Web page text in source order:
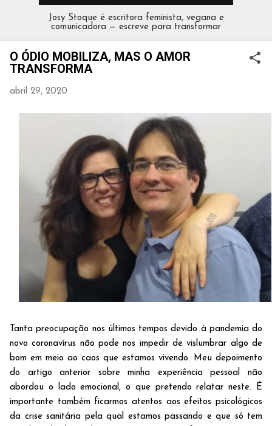
Josy Stoque é escritora feminista, vegana e
comunicadora — escreve para transformar
O ÓDIO MOBILIZA, MAS O AMOR
TRANSFORMA
abril 29, 2020
Tanta preocupação nos últimos tempos devido à pandemia do
novo coronavírus não pode nos impedir de vislumbrar algo de
bom em meio ao caos que estamos vivendo. Meu depoimento
do artigo anterior sobre minha experiência pessoal não
abordou o lado emocional, o que pretendo relatar neste. É
importante também ficarmos atentos aos efeitos psicológicos
da crise sanitária pela qual estamos passando e que só tem